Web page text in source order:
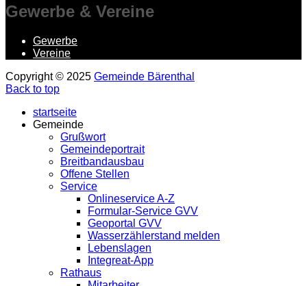
Gewerbe & Vereine
Gewerbe
Vereine
Copyright © 2025 Gemeinde Bärenthal
Back to top
startseite
Gemeinde
Grußwort
Gemeindeportrait
Breitbandausbau
Offene Stellen
Service
Onlineservice A-Z
Formular-Service GVV
Geoportal GVV
Wasserzählerstand melden
Lebenslagen
Integreat-App
Rathaus